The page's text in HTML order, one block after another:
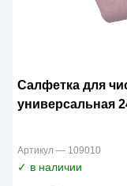
Салфетка для
универсальная
Артикул — 109010
✓ в наличии